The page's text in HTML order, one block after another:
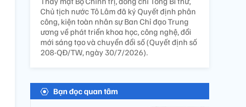
Chủ tịch nước Tô Lâm đã ký Quyết định phân
công, kiện toàn nhân sự Ban Chỉ đạo Trung
ương về phát triển khoa học, công nghệ, đổi
mới sáng tạo và chuyển đổi số (Quyết định số
208-QĐ/TW, ngày 30/7/2026).
Bạn đọc quan tâm